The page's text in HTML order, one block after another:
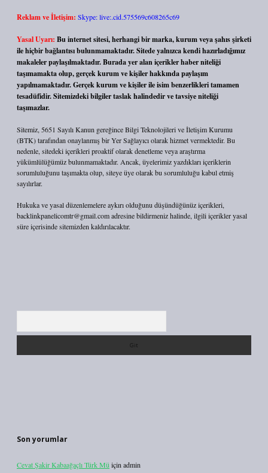
Reklam ve İletişim: Skype: live:.cid.575569c608265c69
Yasal Uyarı: Bu internet sitesi, herhangi bir marka, kurum veya şahıs şirketi
ile hiçbir bağlantısı bulunmamaktadır. Sitede yalnızca kendi hazırladığımız
makaleler paylaşılmaktadır. Burada yer alan içerikler haber niteliği
taşımamakta olup, gerçek kurum ve kişiler hakkında paylaşım
yapılmamaktadır. Gerçek kurum ve kişiler ile isim benzerlikleri tamamen
tesadüfidir. Sitemizdeki bilgiler taslak halindedir ve tavsiye niteliği
taşımazlar.
Sitemiz, 5651 Sayılı Kanun gereğince Bilgi Teknolojileri ve İletişim Kurumu
(BTK) tarafından onaylanmış bir Yer Sağlayıcı olarak hizmet vermektedir. Bu
nedenle, sitedeki içerikleri proaktif olarak denetleme veya araştırma
yükümlülüğümüz bulunmamaktadır. Ancak, üyelerimiz yazdıkları içeriklerin
sorumluluğunu taşımakta olup, siteye üye olarak bu sorumluluğu kabul etmiş
sayılırlar.
Hukuka ve yasal düzenlemelere aykırı olduğunu düşündüğünüz içerikleri,
backlinkpanelicomtr@gmail.comadresine bildirmeniz halinde, ilgili içerikler yasal
süre içerisinde sitemizden kaldırılacaktır.
Son yorumlar
Cevat Şakir Kabaağaçlı Türk Mü için admin